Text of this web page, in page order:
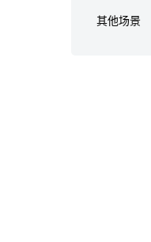
其他场景